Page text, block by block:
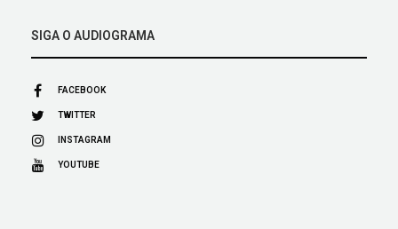
SIGA O AUDIOGRAMA
FACEBOOK
TWITTER
INSTAGRAM
YOUTUBE